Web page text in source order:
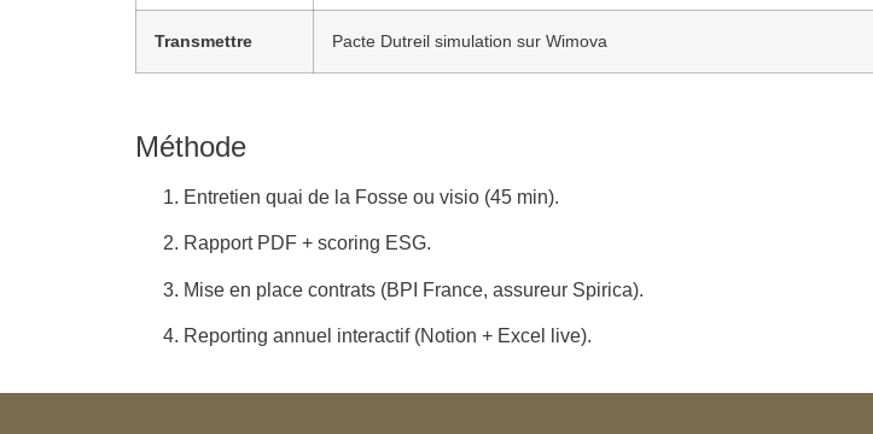
Transmettre Pacte Dutreil simulation sur Wimova
Méthode
Entretien quai de la Fosse ou visio (45 min).
Rapport PDF + scoring ESG.
Mise en place contrats (BPI France, assureur Spirica).
Reporting annuel interactif (Notion + Excel live).